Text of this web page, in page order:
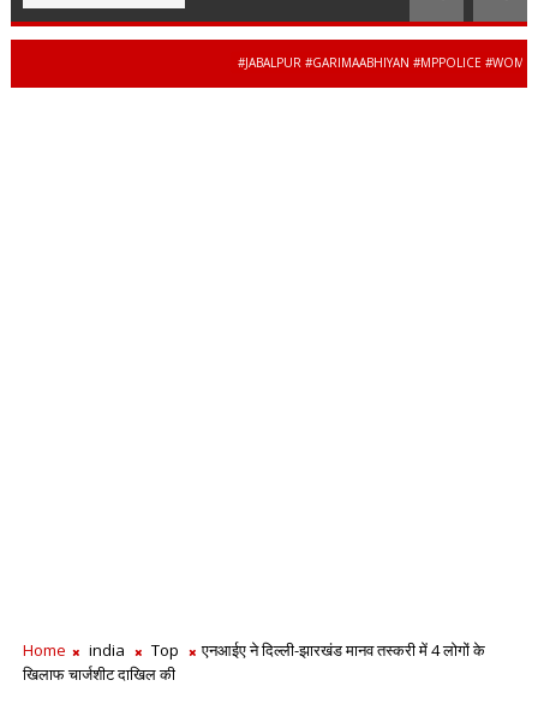
#JABALPUR #GARIMAABHIYAN #MPPOLICE
Home india Top
एनआईए ने दिल्ली-झारखंड मानव तस्करी में 4 लोगों के
खिलाफ चार्जशीट दाखिल की